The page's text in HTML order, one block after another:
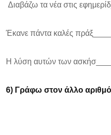
Διαβάζω τα νέα στις
Έκανε πάντα καλές
Η λύση αυτών των ασκήσ____
6) Γράφω στον άλλο